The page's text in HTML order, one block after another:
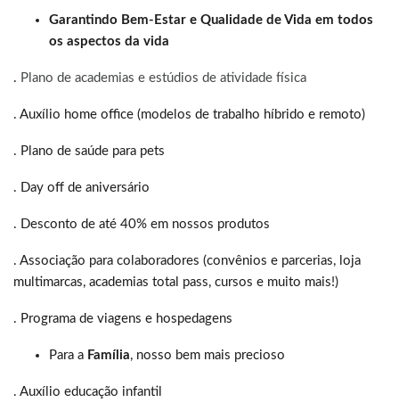
Garantindo Bem-Estar e Qualidade de Vida em todos
os aspectos da vida
. Plano de academias e estúdios de atividade física
. Auxílio home office (modelos de trabalho híbrido e remoto)
. Plano de saúde para pets
. Day off de aniversário
. Desconto de até 40% em nossos produtos
. Associação para colaboradores (convênios e parcerias, loja
multimarcas, academias total pass, cursos e muito mais!)
. Programa de viagens e hospedagens
Para a Família, nosso bem mais precioso
. Auxílio educação infantil